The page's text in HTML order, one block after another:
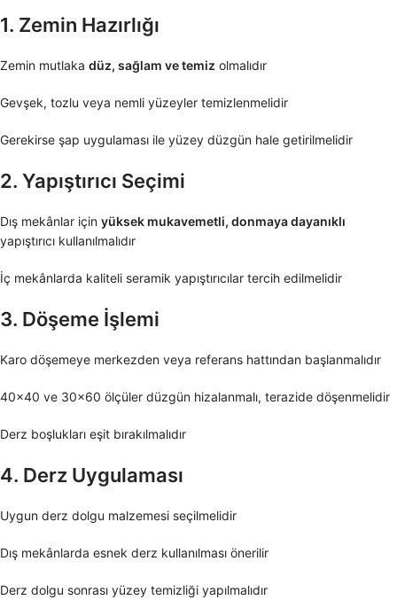
1. Zemin Hazırlığı
Zemin mutlaka düz, sağlam ve temiz olmalıdır
Gevşek, tozlu veya nemli yüzeyler temizlenmelidir
Gerekirse şap uygulaması ile yüzey düzgün hale getirilmelidir
2. Yapıştırıcı Seçimi
Dış mekânlar için yüksek mukavemetli, donmaya dayanıklı
yapıştırıcı kullanılmalıdır
İç mekânlarda kaliteli seramik yapıştırıcılar tercih edilmelidir
3. Döşeme İşlemi
Karo döşemeye merkezden veya referans hattından başlanmalıdır
40×40 ve 30×60 ölçüler düzgün hizalanmalı, terazide döşenmelidir
Derz boşlukları eşit bırakılmalıdır
4. Derz Uygulaması
Uygun derz dolgu malzemesi seçilmelidir
Dış mekânlarda esnek derz kullanılması önerilir
Derz dolgu sonrası yüzey temizliği yapılmalıdır